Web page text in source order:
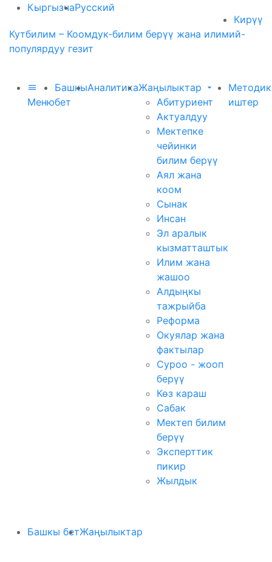
КыргызчаРусский
Кирүү
Кутбилим – Коомдук-билим берүү жана илимий-
популярдуу гезит
Меню
Башкы
бет
АналитикаЖаңылыктар
Абитуриент
Актуалдуу
Мектепке
чейинки
билим берүү
Аял жана
коом
Сынак
Инсан
Эл аралык
кызматташтык
Илим жана
жашоо
Алдыңкы
тажрыйба
Реформа
Окуялар жана
фактылар
Суроо - жооп
берүү
Көз караш
Сабак
Мектеп билим
берүү
Эксперттик
пикир
Жылдык
иштер
Башкы бетЖаңылыктар